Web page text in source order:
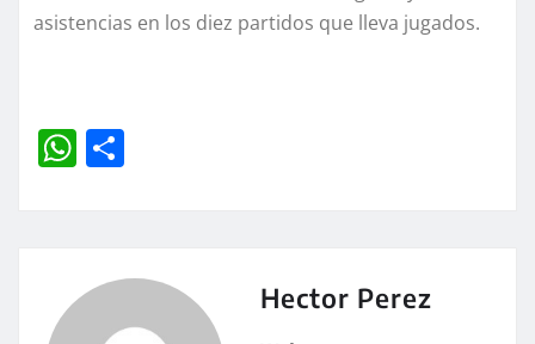
asistencias en los diez partidos que lleva jugados.
W
A Hector Perez